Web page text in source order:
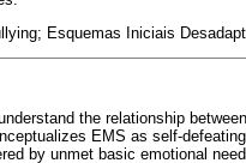
Esquemas Iniciais
the relationship
EMS as self-
by unmet basic emotional